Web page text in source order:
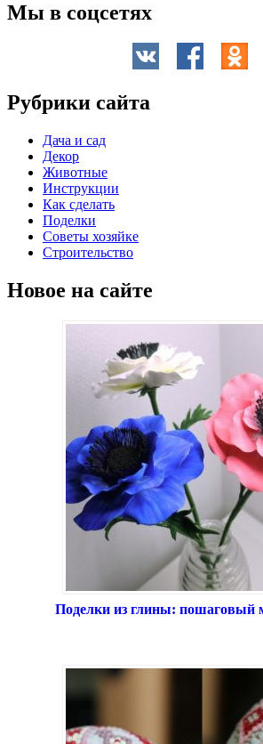
Мы в соцсетях
Рубрики сайта
Дача и сад
Декор
Животные
Инструкции
Как сделать
Поделки
Советы хозяйке
Строительство
Новое на сайте
Поделки из глины: пошаговый